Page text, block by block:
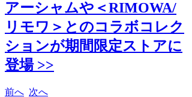
アーシャムや＜RIMOWA/
リモワ＞とのコラボコレク
ションが期間限定ストアに
登場 >>
前へ 次へ